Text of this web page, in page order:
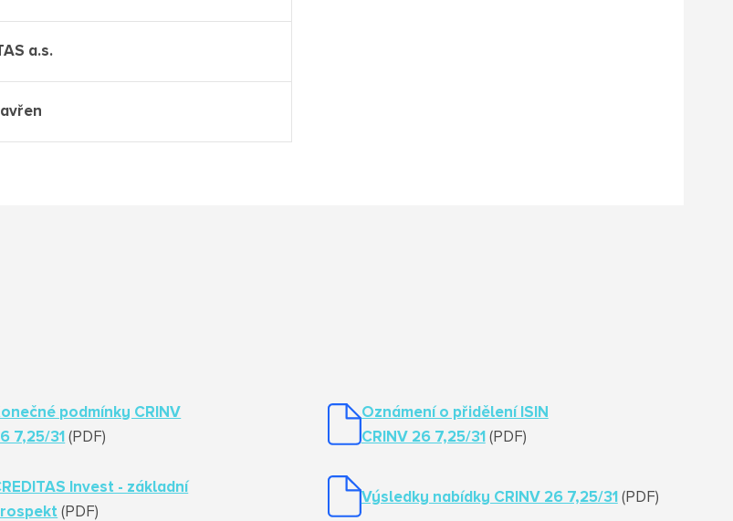
a.s.
podmínky CRINV
7,25/31 (PDF)
Oznámení o přidělení ISIN
CRINV 26 7,25/31 (PDF)
Invest - základní
(PDF)
Výsledky nabídky CRINV 26 7,25/31 (PDF)